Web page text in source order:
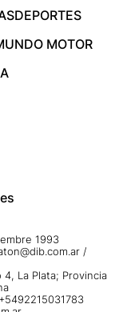
DEPORTES
MOTOR
1993
/
La Plata; Provincia